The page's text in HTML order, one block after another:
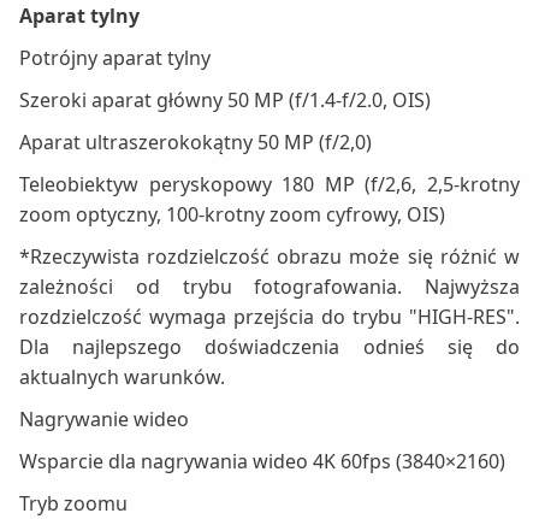
Aparat tylny
Potrójny aparat tylny
Szeroki aparat główny 50 MP (f/1.4-f/2.0, OIS)
Aparat ultraszerokokątny 50 MP (f/2,0)
Teleobiektyw peryskopowy 180 MP (f/2,6, 2,5-krotny
zoom optyczny, 100-krotny zoom cyfrowy, OIS)
*Rzeczywista rozdzielczość obrazu może się różnić w
zależności od trybu fotografowania. Najwyższa
rozdzielczość wymaga przejścia do trybu "HIGH-RES".
Dla najlepszego doświadczenia odnieś się do
aktualnych warunków.
Nagrywanie wideo
Wsparcie dla nagrywania wideo 4K 60fps (3840×2160)
Tryb zoomu